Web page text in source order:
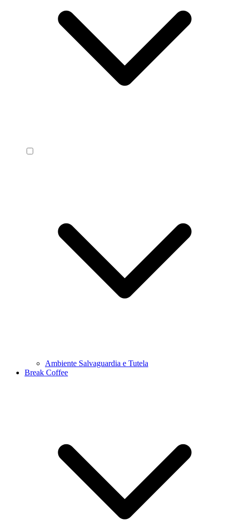
Ambiente Salvaguardia e Tutela
Break Coffee